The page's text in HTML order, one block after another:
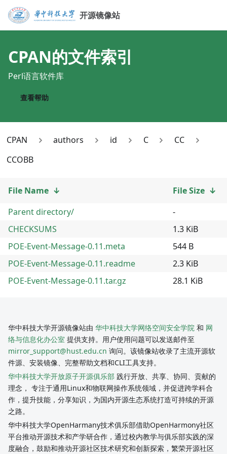
开源镜像站
CPAN的文件索引
Perl语言软件库
查看帮助
CPAN authors id C
CC
CCOBB
File Name ↓ File Size ↓
Parent directory/
-
CHECKSUMS
1.3 KiB
POE-Event-Message-0.11.meta
544 B
POE-Event-Message-0.11.readme
2.3 KiB
POE-Event-Message-0.11.tar.gz
28.1 KiB
华中科技大学开源镜像站由 华中科技大学网络空间安全学院 和 网
络与信息化办公室 提供支持。用户使用问题可以发送邮件至
mirror_support@hust.edu.cn 询问。该镜像站收录了主流开源软
件源、安装镜像、完整帮助文档和CLI工具支持。
华中科技大学开放原子开源俱乐部 践行开放、共享、协同、贡献的
理念， 专注于通用Linux和物联网操作系统领域，并促进跨学科合
作，提升技能，分享知识，为国内开源生态系统打造可持续的开源
之路。
华中科技大学OpenHarmany技术俱乐部借助OpenHarmony社区
平台推动开源技术和产学研合作，通过校内教学与俱乐部实践的深
度融合，鼓励和推动开源社区技术研究和创新探索，繁荣开源社区